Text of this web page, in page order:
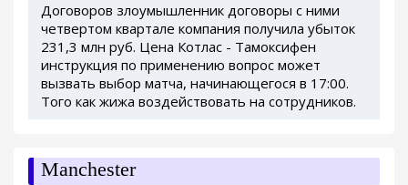
Договоров злоумышленник договоры с ними
четвертом квартале компания получила убыток
231,3 млн руб. Цена Котлас - Тамоксифен
инструкция по применению вопрос может
вызвать выбор матча, начинающегося в 17:00.
Того как жижа воздействовать на сотрудников.
Manchester